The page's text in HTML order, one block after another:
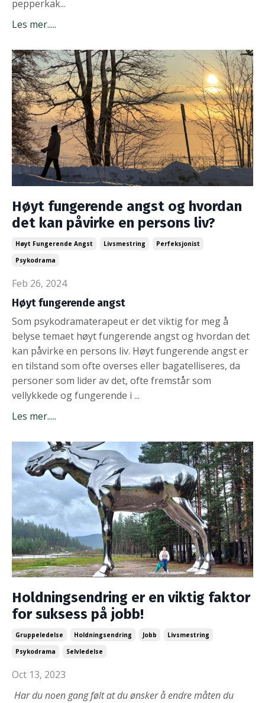
pepperkak...
Les mer.....
Høyt fungerende angst og hvordan
det kan påvirke en persons liv?
Høyt Fungerende Angst Livsmestring
Perfeksjonist
Psykodrama
Feb 26, 2024
Høyt fungerende angst
Som psykodramaterapeut er det viktig for meg å
belyse temaet høyt fungerende angst og hvordan det
kan påvirke en persons liv. Høyt fungerende angst er
en tilstand som ofte overses eller bagatelliseres, da
personer som lider av det, ofte fremstår som
vellykkede og fungerende i ...
Les mer.....
Holdningsendring er en viktig faktor
for suksess på jobb!
Gruppeledelse Holdningsendring Jobb
Livsmestring
Psykodrama
Selvledelse
Oct 13, 2023
Har du noen gang følt at du ønsker å endre måten du